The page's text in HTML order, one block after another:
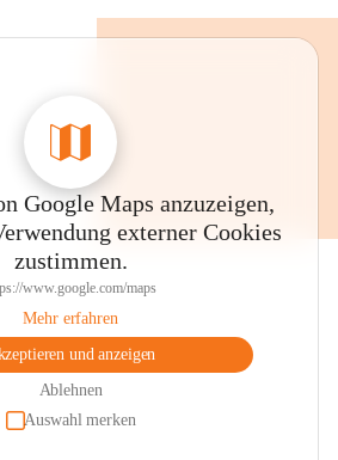
Google Maps anzuzeigen,
externer Cookies
zustimmen.
www.google.com/maps
Mehr erfahren
und anzeigen
Ablehnen
Auswahl merken